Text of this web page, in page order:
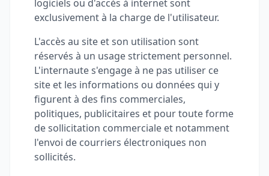
logiciels ou d'accès à internet sont
exclusivement à la charge de l'utilisateur.
L'accès au site et son utilisation sont
réservés à un usage strictement personnel.
L'internaute s'engage à ne pas utiliser ce
site et les informations ou données qui y
figurent à des fins commerciales,
politiques, publicitaires et pour toute forme
de sollicitation commerciale et notamment
l'envoi de courriers électroniques non
sollicités.